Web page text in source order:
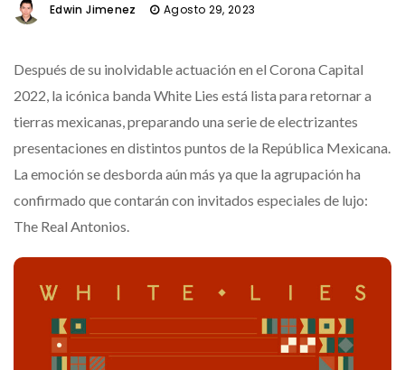
Edwin Jimenez Agosto 29, 2023
Después de su inolvidable actuación en el Corona Capital
2022, la icónica banda White Lies está lista para retornar a
tierras mexicanas, preparando una serie de electrizantes
presentaciones en distintos puntos de la República Mexicana.
La emoción se desborda aún más ya que la agrupación ha
confirmado que contarán con invitados especiales de lujo:
The Real Antonios.